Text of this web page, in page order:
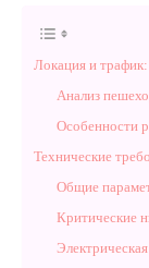
Локация и трафик:
Анализ
Особенности
Технические
Общие
Критические